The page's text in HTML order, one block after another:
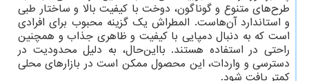
طرح‌های متنوع و گوناگون، دوخت با کیفیت بالا و ساختار طبی
و استاندارد آن‌هاست. المطراش یک گزینه محبوب برای افرادی
است که به دنبال دمپایی با کیفیت و ظاهری جذاب و همچنین
راحتی در استفاده هستند. بااین‌حال، به دلیل محدودیت در
دسترسی و واردات، این محصول ممکن است در بازارهای محلی
کمتر یافت شود.